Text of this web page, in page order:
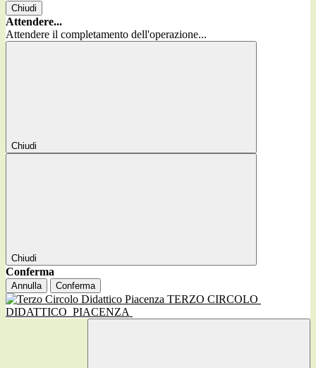
Chiudi
Attendere...
Attendere il completamento dell'operazione...
Chiudi
Chiudi
Conferma
Annulla Conferma
TERZO CIRCOLO
DIDATTICO PIACENZA